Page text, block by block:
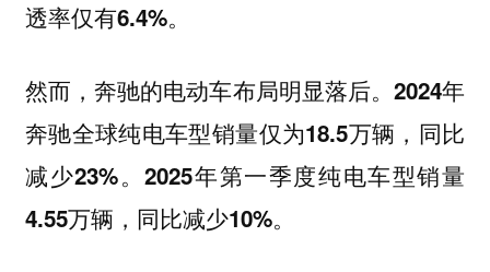
透率仅有6.4%。
然而，奔驰的电动车布局明显落后。 2024年
奔驰全球纯电车型销量仅为18.5万辆，同比
减少23%。2025年第一季度纯电车型销量
4.55万辆，同比减少10%。